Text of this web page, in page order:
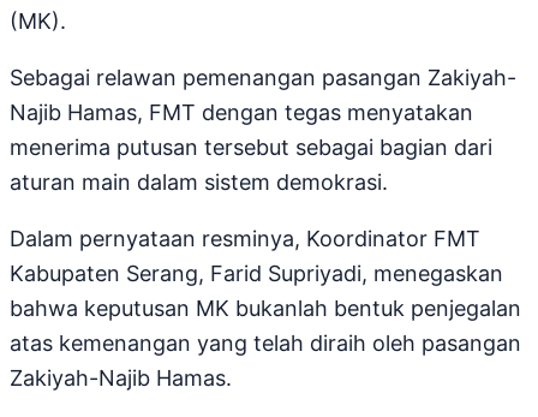
(MK).
Sebagai relawan pemenangan pasangan Zakiyah-
Najib Hamas, FMT dengan tegas menyatakan
menerima putusan tersebut sebagai bagian dari
aturan main dalam sistem demokrasi.
Dalam pernyataan resminya, Koordinator FMT
Kabupaten Serang, Farid Supriyadi, menegaskan
bahwa keputusan MK bukanlah bentuk penjegalan
atas kemenangan yang telah diraih oleh pasangan
Zakiyah-Najib Hamas.